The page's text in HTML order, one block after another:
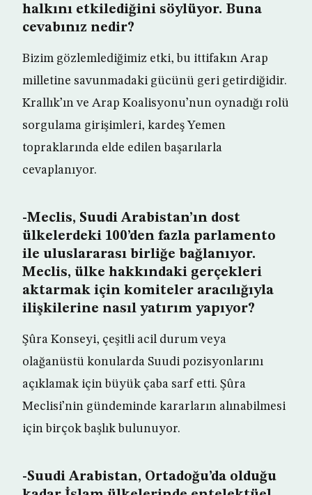
halkını etkilediğini söylüyor. Buna
cevabınız nedir?
Bizim gözlemlediğimiz etki, bu ittifakın Arap
milletine savunmadaki gücünü geri getirdiğidir.
Krallık’ın ve Arap Koalisyonu’nun oynadığı rolü
sorgulama girişimleri, kardeş Yemen
topraklarında elde edilen başarılarla
cevaplanıyor.
-Meclis, Suudi Arabistan’ın dost
ülkelerdeki 100’den fazla parlamento
ile uluslararası birliğe bağlanıyor.
Meclis, ülke hakkındaki gerçekleri
aktarmak için komiteler aracılığıyla
ilişkilerine nasıl yatırım yapıyor?
Şûra Konseyi, çeşitli acil durum veya
olağanüstü konularda Suudi pozisyonlarını
açıklamak için büyük çaba sarf etti. Şûra
Meclisi’nin gündeminde kararların alınabilmesi
için birçok başlık bulunuyor.
-Suudi Arabistan, Ortadoğu’da olduğu